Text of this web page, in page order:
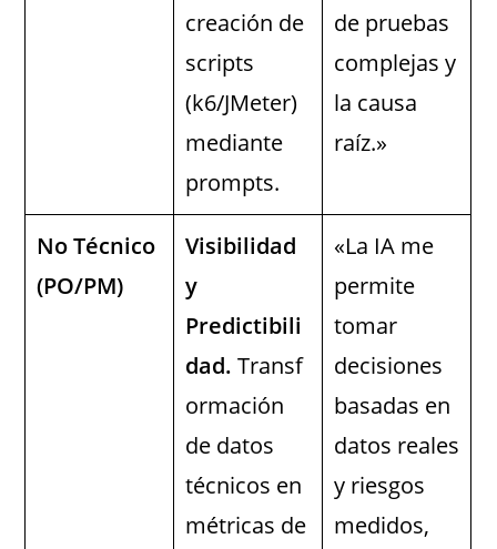
creación de
scripts
(k6/JMeter)
mediante
prompts.
de pruebas
complejas y
la causa
raíz.»
No Técnico
(PO/PM)
Visibilidad
y
Predictibili
dad. Transf
ormación
de datos
técnicos en
métricas de
«La IA me
permite
tomar
decisiones
basadas en
datos reales
y riesgos
medidos,